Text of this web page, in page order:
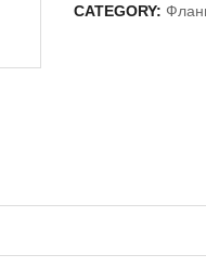
CATEGORY: